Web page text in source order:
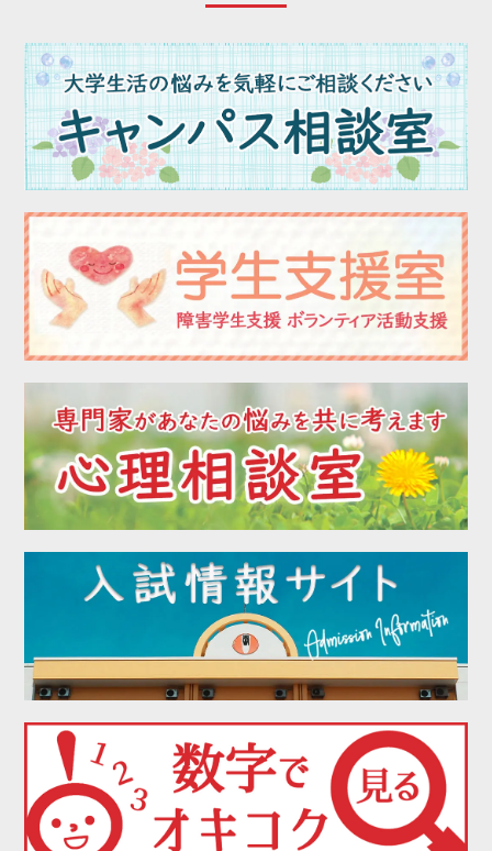
2023年05月
2023年04月
2023年03月
2023年02月
2023年01月
2022年12月
2022年11月
2022年10月
2022年09月
2022年08月
2022年06月
2022年05月
2022年04月
2022年03月
2022年02月
2022年01月
2021年11月
2021年10月
2021年09月
2021年08月
2021年07月
2021年06月